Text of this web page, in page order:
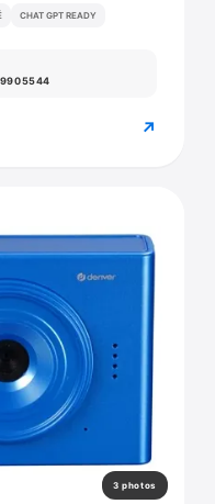
CHAT GPT READY
↗
3 photos